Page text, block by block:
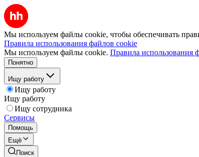
Мы используем файлы cookie, чтобы обеспечивать
Правила использования файлов cookie
Мы используем файлы cookie. Правила использования
Понятно
Ищу работу
Ищу работу
Ищу работу
Ищу сотрудника
Сервисы
Помощь
Ещё
Поиск